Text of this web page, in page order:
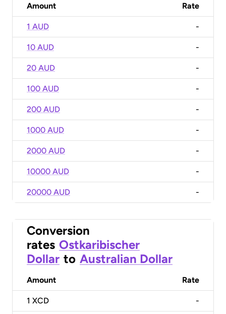
Amount Rate
1 AUD -
10 AUD -
20 AUD -
100 AUD -
200 AUD -
1000 AUD -
2000 AUD -
10000 AUD -
20000 AUD -
Conversion
rates Ostkaribischer
Dollar to Australian Dollar
Amount Rate
1 XCD -